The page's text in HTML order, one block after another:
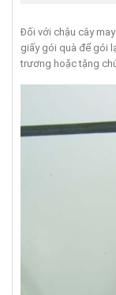
Đối với chậu cây
giấy gói quà để gói
trương hoặc tặng